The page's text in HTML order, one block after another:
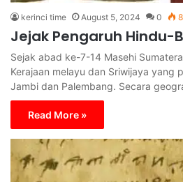
kerinci time August 5, 2024 0
Jejak Pengaruh Hindu-
Sejak abad ke-7-14 Masehi
Kerajaan melayu dan Sriwijaya yang
Jambi dan Palembang. Secara
Read More »